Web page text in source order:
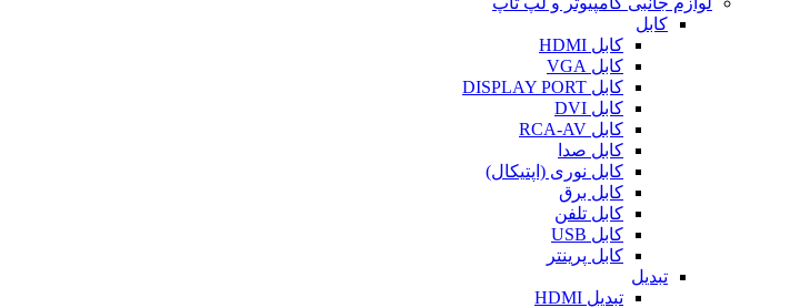
کابل
کابل HDMI
کابل VGA
کابل DISPLAY PORT
کابل DVI
کابل RCA-AV
کابل صدا
کابل نوری (اپتیکال)
کابل برق
کابل تلفن
کابل USB
کابل پرینتر
تبدیل
تبدیل HDMI